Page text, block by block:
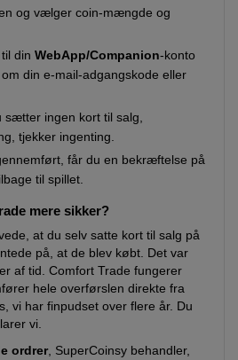
og vælger coin-mængde og
din WebApp/Companion-konto
din e-mail-adgangskode eller
sætter ingen kort til salg,
tjekker ingenting.
får du en bekræftelse på
til spillet.
mere sikker?
at du selv satte kort til salg på
på, at de blev købt. Det var
af tid. Comfort Trade fungerer
hele overførslen direkte fra
vi har finpudset over flere år. Du
vi.
ordrer, SuperCoinsy behandler,